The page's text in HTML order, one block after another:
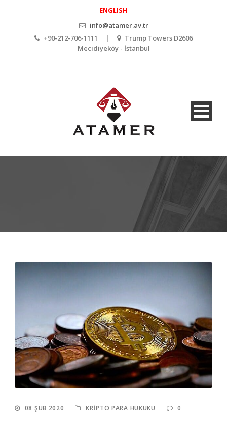
ENGLISH
info@atamer.av.tr
+90-212-706-1111 |
Trump Towers D2606
Mecidiyeköy - İstanbul
08 ŞUB 2020 KRIPTO PARA HUKUKU 0